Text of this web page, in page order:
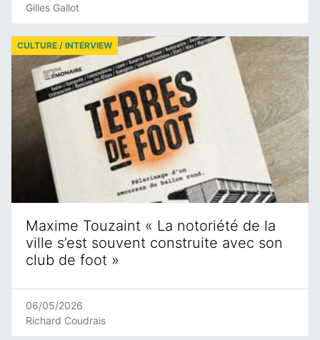
Gilles Gallot
Maxime Touzaint « La notoriété de la
ville s’est souvent construite avec son
club de foot »
CULTURE / INTERVIEW
06/05/2026
Richard Coudrais